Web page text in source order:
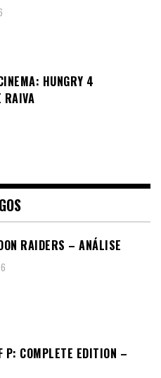
HUNGRY 4
RAIVA
RAIDERS – ANÁLISE
P: COMPLETE EDITION –